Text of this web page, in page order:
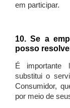
em participar.
10. Se a
posso
É importante
substitui o
Consumidor,
por meio de